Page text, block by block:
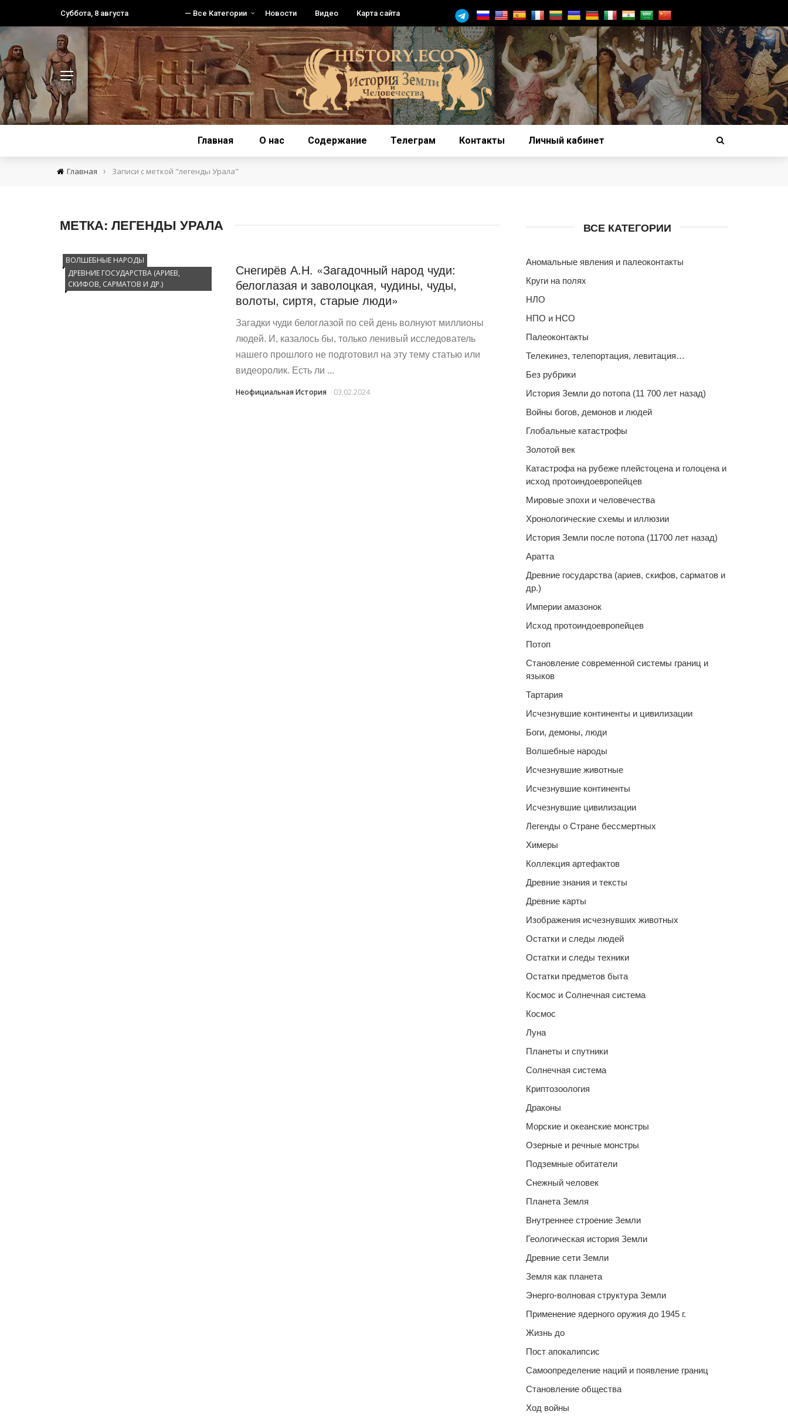
Суббота, 8 августа — Все Категории Новости Видео Карта сайта
Главная О нас Содержание Телеграм Контакты Личный кабинет
Главная › Записи с меткой "легенды Урала"
МЕТКА: ЛЕГЕНДЫ УРАЛА
ВОЛШЕБНЫЕ НАРОДЫ
ДРЕВНИЕ ГОСУДАРСТВА (АРИЕВ,
СКИФОВ, САРМАТОВ И ДР.)
Снегирёв А.Н. «Загадочный народ чуди:
белоглазая и заволоцкая, чудины, чуды,
волоты, сиртя, старые люди»
Загадки чуди белоглазой по сей день волнуют миллионы
людей. И, казалось бы, только ленивый исследователь
нашего прошлого не подготовил на эту тему статью или
видеоролик. Есть ли ...
Неофициальная История 03.02.2024
ВСЕ КАТЕГОРИИ
Аномальные явления и палеоконтакты
Круги на полях
НЛО
НПО и НСО
Палеоконтакты
Телекинез, телепортация, левитация…
Без рубрики
История Земли до потопа (11 700 лет назад)
Войны богов, демонов и людей
Глобальные катастрофы
Золотой век
Катастрофа на рубеже плейстоцена и голоцена и
исход протоиндоевропейцев
Мировые эпохи и человечества
Хронологические схемы и иллюзии
История Земли после потопа (11700 лет назад)
Аратта
Древние государства (ариев, скифов, сарматов и
др.)
Империи амазонок
Исход протоиндоевропейцев
Потоп
Становление современной системы границ и
языков
Тартария
Исчезнувшие континенты и цивилизации
Боги, демоны, люди
Волшебные народы
Исчезнувшие животные
Исчезнувшие континенты
Исчезнувшие цивилизации
Легенды о Стране бессмертных
Химеры
Коллекция артефактов
Древние знания и тексты
Древние карты
Изображения исчезнувших животных
Остатки и следы людей
Остатки и следы техники
Остатки предметов быта
Космос и Солнечная система
Космос
Луна
Планеты и спутники
Солнечная система
Криптозоология
Драконы
Морские и океанские монстры
Озерные и речные монстры
Подземные обитатели
Снежный человек
Планета Земля
Внутреннее строение Земли
Геологическая история Земли
Древние сети Земли
Земля как планета
Энерго-волновая структура Земли
Применение ядерного оружия до 1945 г.
Жизнь до
Пост апокалипсис
Самоопределение наций и появление границ
Становление общества
Ход войны